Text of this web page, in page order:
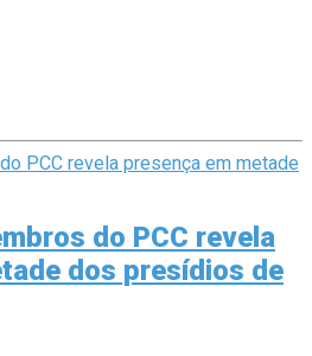
do PCC revela
dos presídios de